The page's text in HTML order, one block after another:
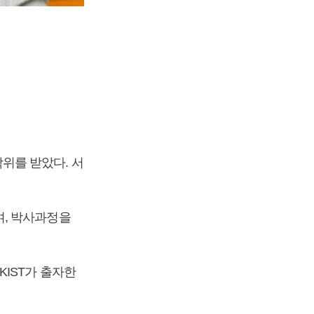
를 받았다. 서
, 박사과정을
가 출자한